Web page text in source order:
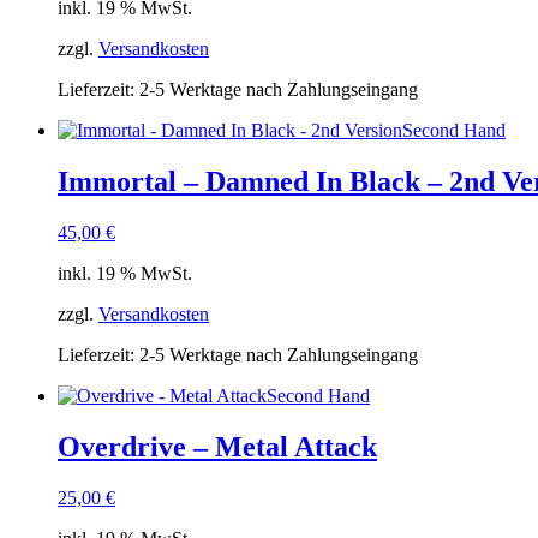
inkl. 19 % MwSt.
zzgl. Versandkosten
Lieferzeit: 2-5 Werktage nach Zahlungseingang
Second Hand
Immortal – Damned In Black – 2nd
45,00 €
inkl. 19 % MwSt.
zzgl. Versandkosten
Lieferzeit: 2-5 Werktage nach Zahlungseingang
Second Hand
Overdrive – Metal Attack
25,00 €